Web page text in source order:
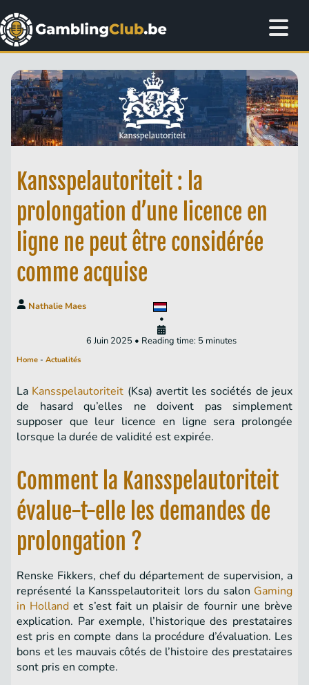
Kansspelautoriteit : la
prolongation d’une licence en
ligne ne peut être considérée
comme acquise
Nathalie Maes
•
6 Juin 2025 • Reading time: 5 minutes
Home - Actualités
La Kansspelautoriteit (Ksa) avertit les sociétés de jeux
de hasard qu’elles ne doivent pas simplement
supposer que leur licence en ligne sera prolongée
lorsque la durée de validité est expirée.
Comment la Kansspelautoriteit
évalue-t-elle les demandes de
prolongation ?
Renske Fikkers, chef du département de supervision, a
représenté la Kansspelautoriteit lors du salon Gaming
in Holland et s’est fait un plaisir de fournir une brève
explication. Par exemple, l’historique des prestataires
est pris en compte dans la procédure d’évaluation. Les
bons et les mauvais côtés de l’histoire des prestataires
sont pris en compte.